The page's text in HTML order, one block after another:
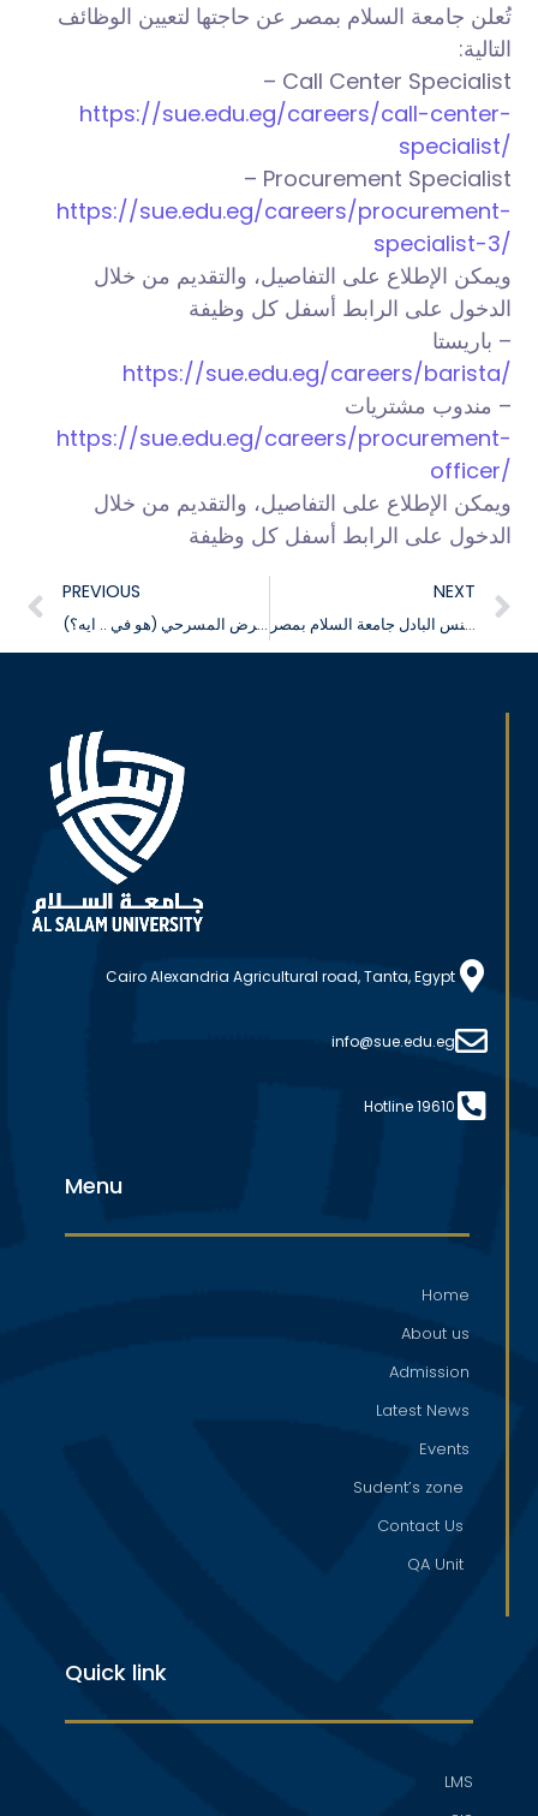
تُعلن جامعة السلام بمصر عن حاجتها لتعيين الوظائف
التالية:
– Call Center Specialist
https://sue.edu.eg/careers/call-center-
specialist/
– Procurement Specialist
https://sue.edu.eg/careers/procurement-
specialist-3/
ويمكن الإطلاع على التفاصيل، والتقديم من خلال
الدخول على الرابط أسفل كل وظيفة
– باريستا
https://sue.edu.eg/careers/barista/
– مندوب مشتريات
https://sue.edu.eg/careers/procurement-
officer/
ويمكن الإطلاع على التفاصيل، والتقديم من خلال
الدخول على الرابط أسفل كل وظيفة
PREVIOUS
دعوة جامعة السلام بمصر بحضور العرض المسرحي (هو في .. ايه؟)
NEXT
فعاليات بطولة تنس البادل جامعة السلام بمصر
Cairo Alexandria Agricultural road, Tanta, Egypt
info@sue.edu.eg
Hotline 19610
Menu
Home
About us
Admission
Latest News
Events
Sudent’s zone
Contact Us
QA Unit
Quick link
LMS